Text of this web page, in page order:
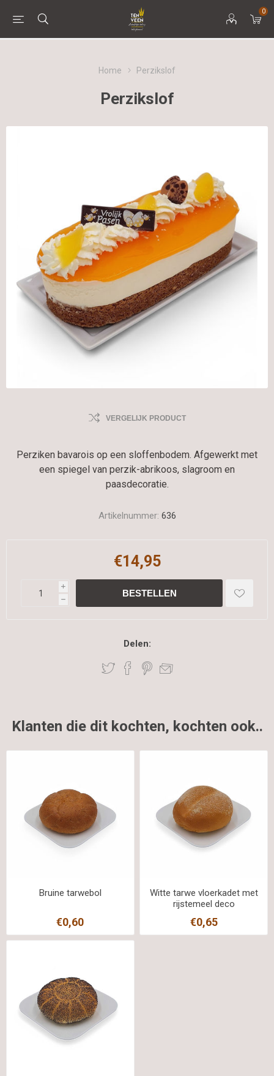
0
Home Perzikslof
Perzikslof
VERGELIJK PRODUCT
Perziken bavarois op een sloffenbodem. Afgewerkt met
een spiegel van perzik-abrikoos, slagroom en
paasdecoratie.
Artikelnummer: 636
€14,95
i
h
Delen:
Klanten die dit kochten, kochten ook..
Bruine tarwebol
€0,60
Witte tarwe vloerkadet met
rijstemeel deco
€0,65